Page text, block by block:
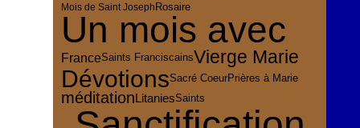
Mois de Saint Joseph Rosaire
Un mois avec
FranceSaints FranciscainsVierge Marie
DévotionsSacré CoeurPrières à Marie
méditationLitaniesSaints